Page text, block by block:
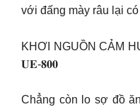
với đấng mày râu lại
KHƠI NGUỒN CẢM
𝐔𝐄-𝟖𝟎𝟎
Chẳng còn lo sợ đồ